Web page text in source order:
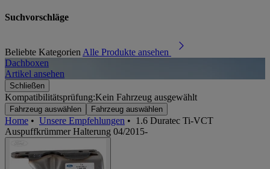
Suchvorschläge
Beliebte Kategorien Alle Produkte ansehen
Dachboxen
Artikel ansehen
Schließen
Kompatibilitätsprüfung:Kein Fahrzeug ausgewählt
Fahrzeug auswählen Fahrzeug auswählen
Home • Unsere Empfehlungen • 1.6 Duratec Ti-VCT
Auspuffkrümmer Halterung 04/2015-